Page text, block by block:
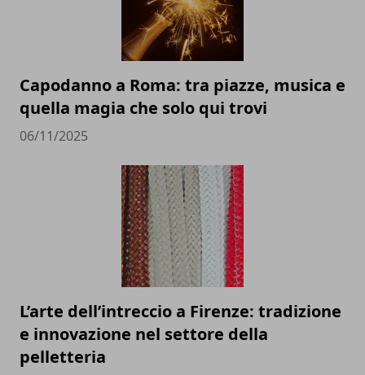
Capodanno a Roma: tra piazze, musica e
quella magia che solo qui trovi
06/11/2025
L’arte dell’intreccio a Firenze: tradizione
e innovazione nel settore della
pelletteria